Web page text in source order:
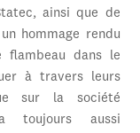
ainsi que de
hommage rendu
dans le
à travers leurs
sur la société
toujours aussi